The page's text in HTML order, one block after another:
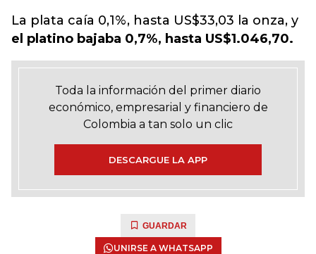
La plata caía 0,1%, hasta US$33,03 la onza, y
el platino bajaba 0,7%, hasta US$1.046,70.
Toda la información del primer diario
económico, empresarial y financiero de
Colombia a tan solo un clic
DESCARGUE LA APP
GUARDAR
UNIRSE A WHATSAPP